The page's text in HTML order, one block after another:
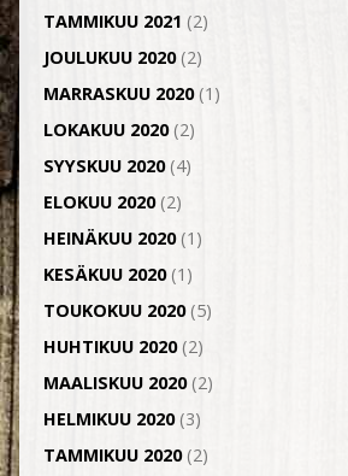
TAMMIKUU 2021 (2)
JOULUKUU 2020(2)
MARRASKUU 2020(1)
LOKAKUU 2020(2)
SYYSKUU 2020(4)
ELOKUU 2020(2)
HEINÄKUU 2020(1)
KESÄKUU 2020(1)
TOUKOKUU 2020(5)
HUHTIKUU 2020(2)
MAALISKUU 2020(2)
HELMIKUU 2020(3)
TAMMIKUU 2020(2)